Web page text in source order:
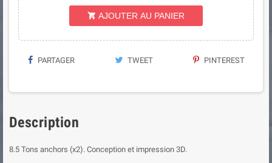
 AJOUTER AU PANIER
PARTAGER TWEET PINTEREST
Description
8.5 Tons anchors (x2). Conception et impression 3D.